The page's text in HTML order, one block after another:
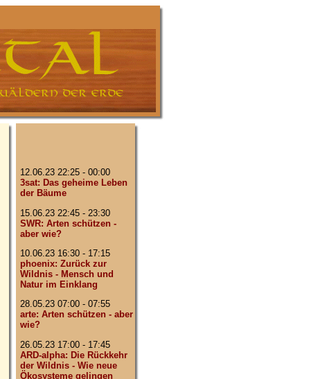
12.06.23 22:25 - 00:00
3sat: Das geheime Leben
der Bäume
15.06.23 22:45 - 23:30
SWR: Arten schützen -
aber wie?
10.06.23 16:30 - 17:15
phoenix: Zurück zur
Wildnis - Mensch und
Natur im Einklang
28.05.23 07:00 - 07:55
arte: Arten schützen - aber
wie?
26.05.23 17:00 - 17:45
ARD-alpha: Die Rückkehr
der Wildnis - Wie neue
Ökosysteme gelingen